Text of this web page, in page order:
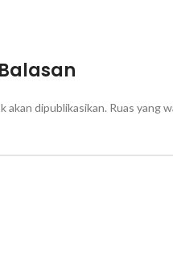
akan dipublikasikan. Ruas yang